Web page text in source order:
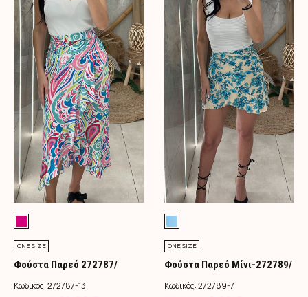
ONE SIZE
Φούστα Παρεό 272787/
Φούξια
Κωδικός:272787-13
ONE SIZE
Φούστα Παρεό Μίνι-272789/
Τιρκουάζ
Κωδικός:272789-7